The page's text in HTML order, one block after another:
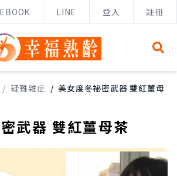
LINE 登入 註冊
/ 疑難雜症 / 美女度冬祕密武器 雙紅薑母
武器 雙紅薑母茶